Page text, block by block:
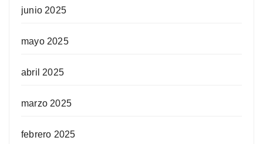
junio 2025
mayo 2025
abril 2025
marzo 2025
febrero 2025